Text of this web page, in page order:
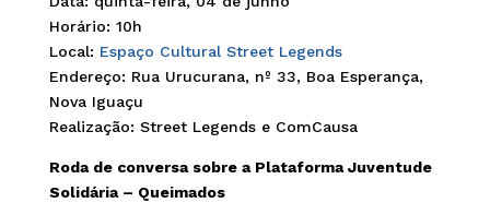
Horário: 10h
Local: Espaço Cultural Street Legends
Endereço: Rua Urucurana, nº 33, Boa Esperança,
Nova Iguaçu
Realização: Street Legends e ComCausa
Roda de conversa sobre a Plataforma Juventude
Solidária – Queimados